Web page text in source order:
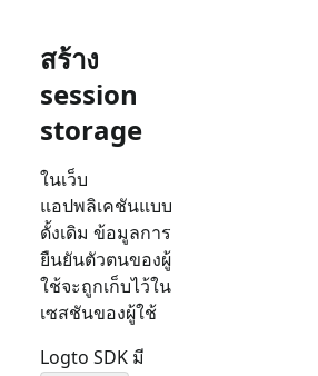
สร้าง
session
storage
ในเว็บ
แอปพลิเคชันแบบ
ดั้งเดิม ข้อมูลการ
ยืนยันตัวตนของผู้
ใช้จะถูกเก็บไว้ใน
เซสชันของผู้ใช้
Logto SDK มี